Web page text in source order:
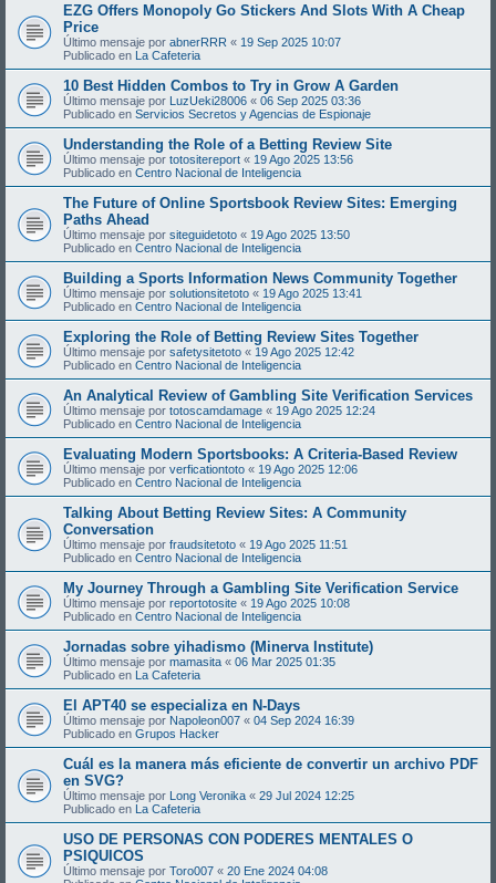
EZG Offers Monopoly Go Stickers And Slots With A Cheap
Price
Último mensaje por abnerRRR « 19 Sep 2025 10:07
Publicado en La Cafeteria
10 Best Hidden Combos to Try in Grow A Garden
Último mensaje por LuzUeki28006 « 06 Sep 2025 03:36
Publicado en Servicios Secretos y Agencias de Espionaje
Understanding the Role of a Betting Review Site
Último mensaje por totositereport « 19 Ago 2025 13:56
Publicado en Centro Nacional de Inteligencia
The Future of Online Sportsbook Review Sites: Emerging
Paths Ahead
Último mensaje por siteguidetoto « 19 Ago 2025 13:50
Publicado en Centro Nacional de Inteligencia
Building a Sports Information News Community Together
Último mensaje por solutionsitetoto « 19 Ago 2025 13:41
Publicado en Centro Nacional de Inteligencia
Exploring the Role of Betting Review Sites Together
Último mensaje por safetysitetoto « 19 Ago 2025 12:42
Publicado en Centro Nacional de Inteligencia
An Analytical Review of Gambling Site Verification Services
Último mensaje por totoscamdamage « 19 Ago 2025 12:24
Publicado en Centro Nacional de Inteligencia
Evaluating Modern Sportsbooks: A Criteria-Based Review
Último mensaje por verficationtoto « 19 Ago 2025 12:06
Publicado en Centro Nacional de Inteligencia
Talking About Betting Review Sites: A Community
Conversation
Último mensaje por fraudsitetoto « 19 Ago 2025 11:51
Publicado en Centro Nacional de Inteligencia
My Journey Through a Gambling Site Verification Service
Último mensaje por reportotosite « 19 Ago 2025 10:08
Publicado en Centro Nacional de Inteligencia
Jornadas sobre yihadismo (Minerva Institute)
Último mensaje por mamasita « 06 Mar 2025 01:35
Publicado en La Cafeteria
El APT40 se especializa en N-Days
Último mensaje por Napoleon007 « 04 Sep 2024 16:39
Publicado en Grupos Hacker
Cuál es la manera más eficiente de convertir un archivo PDF
en SVG?
Último mensaje por Long Veronika « 29 Jul 2024 12:25
Publicado en La Cafeteria
USO DE PERSONAS CON PODERES MENTALES O
PSIQUICOS
Último mensaje por Toro007 « 20 Ene 2024 04:08